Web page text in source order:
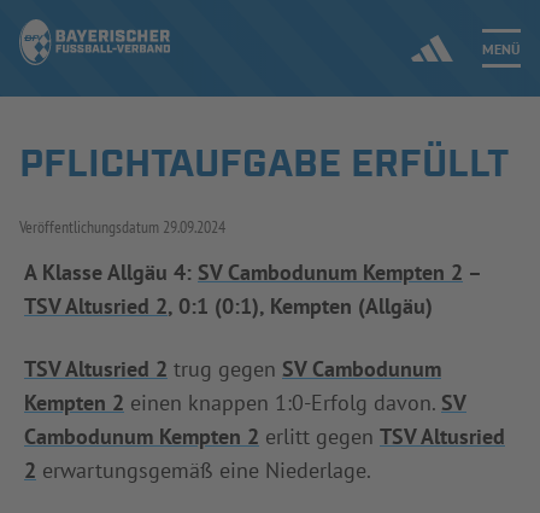
MENÜ
Jetzt einloggen
NEUIGKEITEN
SPIELBETRIEB & VERBANDSLEBEN
AUSBILDUNG & FÖRDERUNG
DER VERBAND
PFLICHTAUFGABE ERFÜLLT
Veröffentlichungsdatum 29.09.2024
A Klasse Allgäu 4: SV Cambodunum Kempten 2 –
TSV Altusried 2, 0:1 (0:1), Kempten (Allgäu)
TSV Altusried 2 trug gegen SV Cambodunum
Kempten 2 einen knappen 1:0-Erfolg davon. SV
Cambodunum Kempten 2 erlitt gegen TSV Altusried
2 erwartungsgemäß eine Niederlage.